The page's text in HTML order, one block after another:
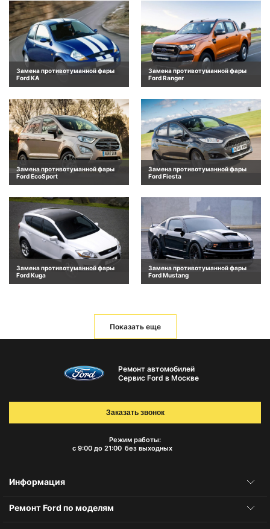
Замена противотуманной фары
Ford KA
Замена противотуманной фары
Ford Ranger
Замена противотуманной фары
Ford EcoSport
Замена противотуманной фары
Ford Fiesta
Замена противотуманной фары
Ford Kuga
Замена противотуманной фары
Ford Mustang
Показать еще
Ремонт автомобилей
Сервис Ford в Москве
Режим работы:
с 9:00 до 21:00 без выходных
Заказать звонок
Информация
Ремонт Ford по моделям